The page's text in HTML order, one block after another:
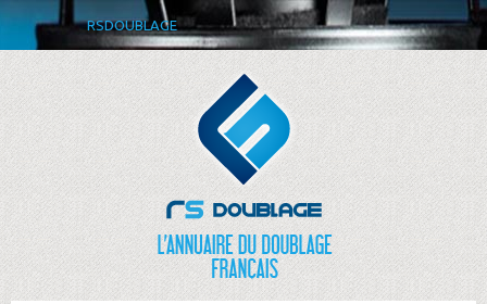
RSDOUBLAGE